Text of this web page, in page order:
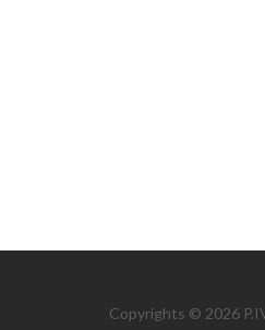
Copyrights © 2026